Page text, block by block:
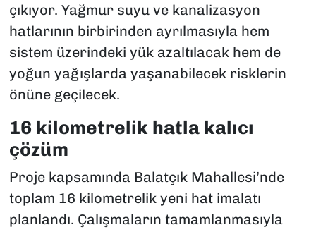
çıkıyor. Yağmur suyu ve kanalizasyon
hatlarının birbirinden ayrılmasıyla hem
sistem üzerindeki yük azaltılacak hem de
yoğun yağışlarda yaşanabilecek risklerin
önüne geçilecek.
16 kilometrelik hatla kalıcı
çözüm
Proje kapsamında Balatçık Mahallesi’nde
toplam 16 kilometrelik yeni hat imalatı
planlandı. Çalışmaların tamamlanmasıyla